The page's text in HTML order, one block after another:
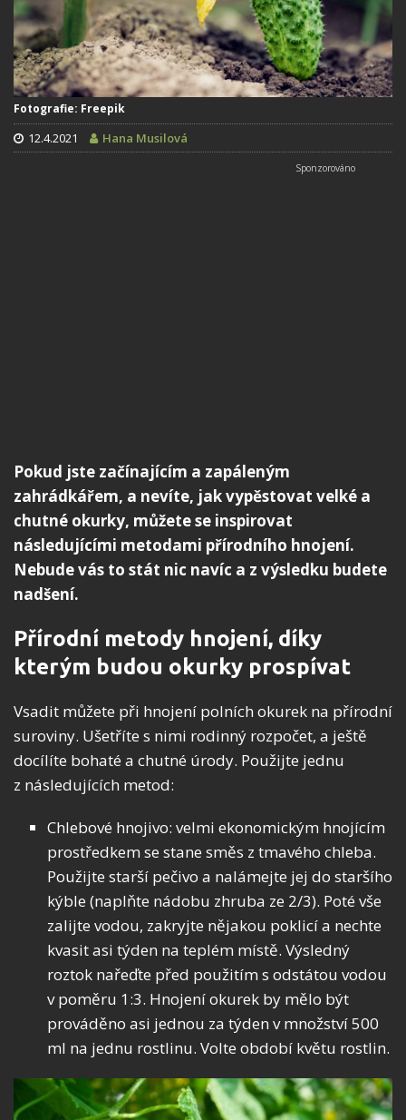
Fotografie: Freepik
12.4.2021 Hana Musilová
Pokud jste začínajícím a zapáleným
zahrádkářem, a nevíte, jak vypěstovat velké a
chutné okurky, můžete se inspirovat
následujícími metodami přírodního hnojení.
Nebude vás to stát nic navíc a z výsledku budete
nadšení.
Přírodní metody hnojení, díky
kterým budou okurky prospívat
Vsadit můžete při hnojení polních okurek na přírodní
suroviny. Ušetříte s nimi rodinný rozpočet, a ještě
docílíte bohaté a chutné úrody. Použijte jednu
z následujících metod:
Chlebové hnojivo: velmi ekonomickým hnojícím
prostředkem se stane směs z tmavého chleba.
Použijte starší pečivo a nalámejte jej do staršího
kýble (naplňte nádobu zhruba ze 2/3). Poté vše
zalijte vodou, zakryjte nějakou poklicí a nechte
kvasit asi týden na teplém místě. Výsledný
roztok nařeďte před použitím s odstátou vodou
v poměru 1:3. Hnojení okurek by mělo být
prováděno asi jednou za týden v množství 500
ml na jednu rostlinu. Volte období květu rostlin.